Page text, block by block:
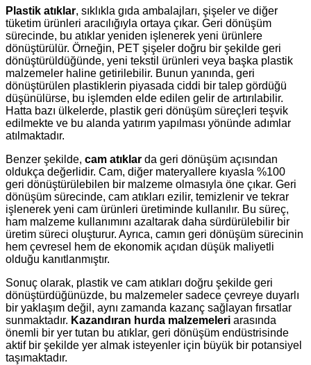
Plastik atıklar, sıklıkla gıda ambalajları, şişeler ve diğer
tüketim ürünleri aracılığıyla ortaya çıkar. Geri dönüşüm
sürecinde, bu atıklar yeniden işlenerek yeni ürünlere
dönüştürülür. Örneğin, PET şişeler doğru bir şekilde geri
dönüştürüldüğünde, yeni tekstil ürünleri veya başka plastik
malzemeler haline getirilebilir. Bunun yanında, geri
dönüştürülen plastiklerin piyasada ciddi bir talep gördüğü
düşünülürse, bu işlemden elde edilen gelir de artırılabilir.
Hatta bazı ülkelerde, plastik geri dönüşüm süreçleri teşvik
edilmekte ve bu alanda yatırım yapılması yönünde adımlar
atılmaktadır.
Benzer şekilde, cam atıklar da geri dönüşüm açısından
oldukça değerlidir. Cam, diğer materyallere kıyasla %100
geri dönüştürülebilen bir malzeme olmasıyla öne çıkar. Geri
dönüşüm sürecinde, cam atıkları ezilir, temizlenir ve tekrar
işlenerek yeni cam ürünleri üretiminde kullanılır. Bu süreç,
ham malzeme kullanımını azaltarak daha sürdürülebilir bir
üretim süreci oluşturur. Ayrıca, camın geri dönüşüm sürecinin
hem çevresel hem de ekonomik açıdan düşük maliyetli
olduğu kanıtlanmıştır.
Sonuç olarak, plastik ve cam atıkları doğru şekilde geri
dönüştürdüğünüzde, bu malzemeler sadece çevreye duyarlı
bir yaklaşım değil, aynı zamanda kazanç sağlayan fırsatlar
sunmaktadır. Kazandıran hurda malzemeleri arasında
önemli bir yer tutan bu atıklar, geri dönüşüm endüstrisinde
aktif bir şekilde yer almak isteyenler için büyük bir potansiyel
taşımaktadır.